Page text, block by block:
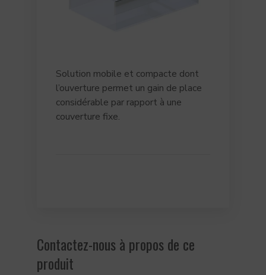
Solution mobile et compacte dont
l’ouverture permet un gain de place
considérable par rapport à une
couverture fixe.
Contactez-nous à propos de ce
produit